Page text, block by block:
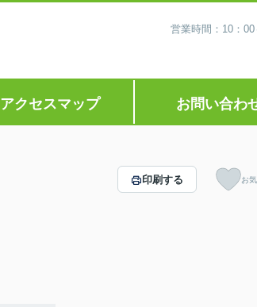
営業時間：10：
アクセスマップ お問い合わ
印刷する お